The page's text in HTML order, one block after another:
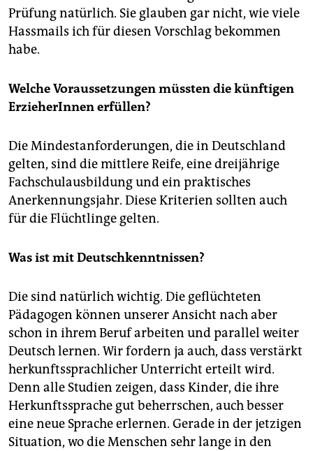
Prüfung natürlich. Sie glauben gar nicht, wie viele
Hassmails ich für diesen Vorschlag bekommen
habe.
Welche Voraussetzungen müssten die künftigen
ErzieherInnen erfüllen?
Die Mindestanforderungen, die in Deutschland
gelten, sind die mittlere Reife, eine dreijährige
Fachschulausbildung und ein praktisches
Anerkennungsjahr. Diese Kriterien sollten auch
für die Flüchtlinge gelten.
Was ist mit Deutschkenntnissen?
Die sind natürlich wichtig. Die geflüchteten
Pädagogen können unserer Ansicht nach aber
schon in ihrem Beruf arbeiten und parallel weiter
Deutsch lernen. Wir fordern ja auch, dass verstärkt
herkunftssprachlicher Unterricht erteilt wird.
Denn alle Studien zeigen, dass Kinder, die ihre
Herkunftssprache gut beherrschen, auch besser
eine neue Sprache erlernen. Gerade in der jetzigen
Situation, wo die Menschen sehr lange in den